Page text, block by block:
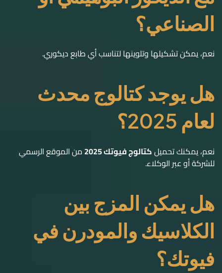
الصناعي؟
نعم، يمكن تشكيلها وتلوينها لتناسب أي طابع ديكوري.
هل يوجد كتالوج محدث
لعام 2025؟
نعم، يمكنك تحميلكتالوج فيوتك 2025
من الموقع الرسمي
للشركة أو عبر الوكلاء.
هل يمكن المزج بين
الكلاسيك والمودرن في
فيوتك؟